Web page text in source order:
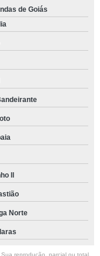
de Goiás
ll
Norte
reprodução, parcial ou total,